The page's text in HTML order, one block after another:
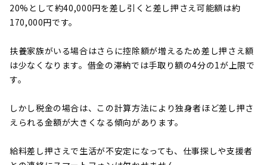
20%として約40,000円を差し引くと差し押さえ可能額は約
170,000円です。
扶養家族がいる場合はさらに控除額が増えるため差し押さえ額
は少なくなります。借金の滞納では手取り額の4分の1が上限で
す。
しかし税金の場合は、この計算方法により独身者ほど差し押さ
えられる金額が大きくなる傾向があります。
給料差し押さえで生活が不安定になっても、仕事探しや支援者